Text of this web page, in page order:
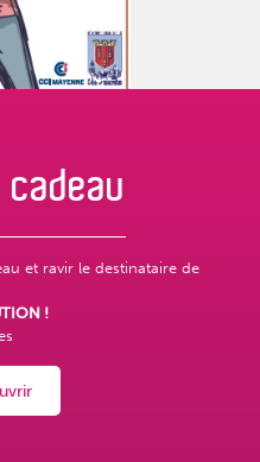
cadeau
et ravir le destinataire de
!